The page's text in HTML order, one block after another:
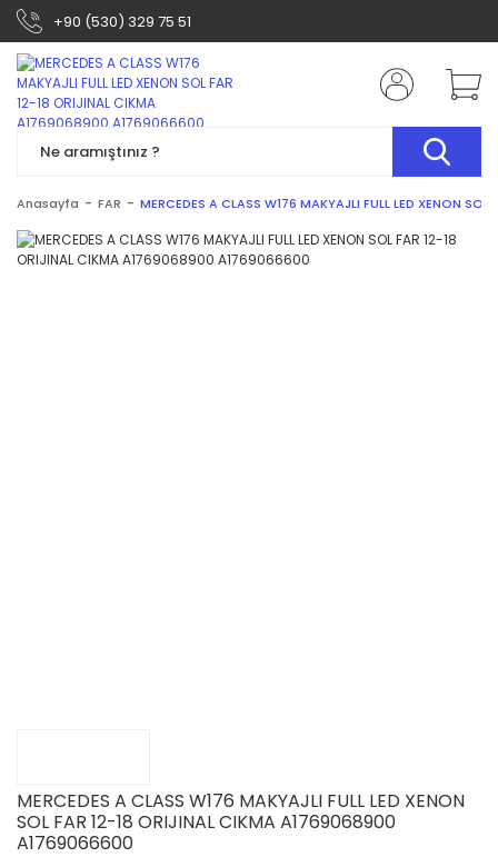
+90 (530) 329 75 51
Anasayfa FAR MERCEDES A CLASS W176 MAKYAJLI FULL LED XENON
MERCEDES A CLASS W176 MAKYAJLI FULL LED XENON
SOL FAR 12-18 ORIJINAL CIKMA A1769068900
A1769066600